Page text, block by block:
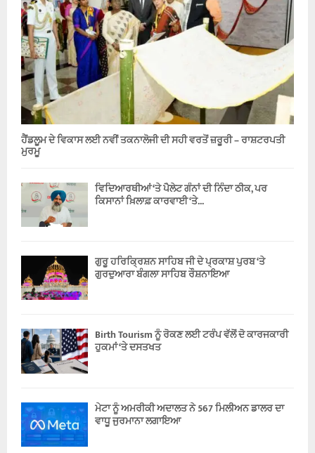
ਹੈਂਡਲੂਮ ਦੇ ਵਿਕਾਸ ਲਈ ਨਵੀਂ ਤਕਨਾਲੋਜੀ ਦੀ ਸਹੀ ਵਰਤੋਂ ਜ਼ਰੂਰੀ – ਰਾਸ਼ਟਰਪਤੀ
ਮੁਰਮੂ
ਵਿਦਿਆਰਥੀਆਂ ‘ਤੇ ਪੈਲੇਟ ਗੰਨਾਂ ਦੀ ਨਿੰਦਾ ਠੀਕ, ਪਰ
ਕਿਸਾਨਾਂ ਖ਼ਿਲਾਫ਼ ਕਾਰਵਾਈ ‘ਤੇ...
ਗੁਰੂ ਹਰਿਕ੍ਰਿਸ਼ਨ ਸਾਹਿਬ ਜੀ ਦੇ ਪ੍ਰਕਾਸ਼ ਪੁਰਬ ‘ਤੇ
ਗੁਰਦੁਆਰਾ ਬੰਗਲਾ ਸਾਹਿਬ ਰੌਸ਼ਨਾਇਆ
Birth Tourism ਨੂੰ ਰੋਕਣ ਲਈ ਟਰੰਪ ਵੱਲੋਂ ਦੋ ਕਾਰਜਕਾਰੀ
ਹੁਕਮਾਂ ‘ਤੇ ਦਸਤਖਤ
ਮੇਟਾ ਨੂੰ ਅਮਰੀਕੀ ਅਦਾਲਤ ਨੇ 567 ਮਿਲੀਅਨ ਡਾਲਰ ਦਾ
ਵਾਧੂ ਜੁਰਮਾਨਾ ਲਗਾਇਆ